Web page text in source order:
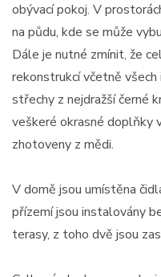
obývací pokoj. V
na půdu, kde se může
Dále je nutné zmínit, že
rekonstrukcí včetně
střechy z nejdražší černé
veškeré okrasné doplňky
zhotoveny z mědi.
V domě jsou umístěna
přízemí jsou instalovány
terasy, z toho dvě jsou